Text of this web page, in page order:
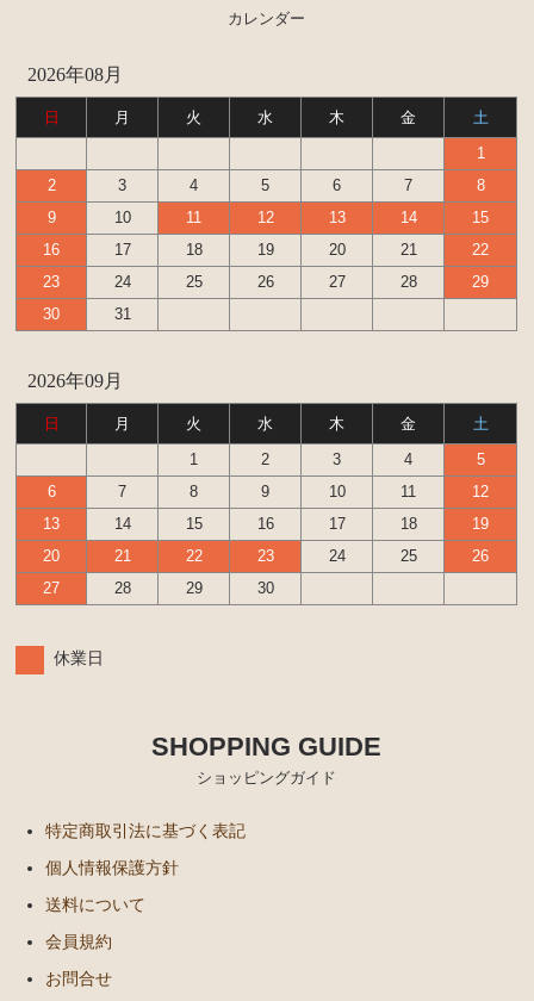
カレンダー
2026年08月
日 月 火 水 木 金
土
1
2
3 4 5 6 7
8
9
10 11 12 13 14
15
16
17 18 19 20 21
22
23
24 25 26 27 28
29
30
31
2026年09月
日 月 火 水 木 金
土
1
2 3 4
5
6
7 8 9 10 11
12
13
14 15 16 17 18
19
20
21 22 23 24 25
26
27
28 29 30
休業日
SHOPPING GUIDE
ショッピングガイド
特定商取引法に基づく表記
個人情報保護方針
送料について
会員規約
お問合せ